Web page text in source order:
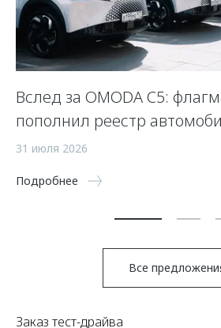
Вслед за OMODA C5:
пополнил реестр
31 июля 2026
Подробнее
Все
Заказ тест-драйва